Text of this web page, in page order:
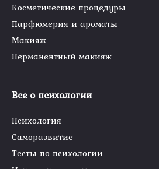
Косметические процедуры
Парфюмерия и ароматы
Макияж
Перманентный макияж
Все о психологии
Психология
Саморазвитие
Тесты по психологии